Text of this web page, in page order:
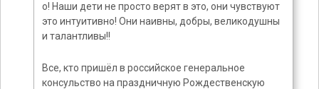
о! Наши дети не просто верят в это, они чувствуют
это интуитивно! Они наивны, добры, великодушны
и талантливы!!
Все, кто пришёл в российское генеральное
консульство на праздничную Рождественскую